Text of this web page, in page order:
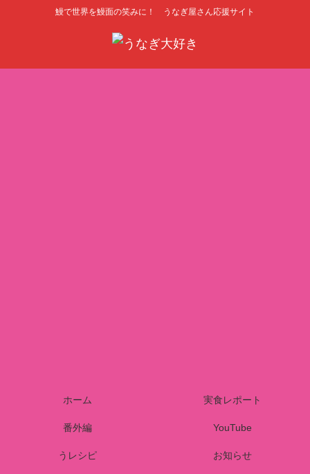
鰻で世界を鰻面の笑みに！ うなぎ屋さん応援サイト
ホーム 実食レポート
番外編 YouTube
うレシピ お知らせ